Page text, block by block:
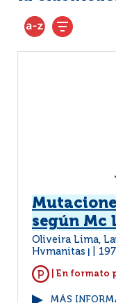
según Mc
Oliveira Lima,
Hvmanitas
| En formato
MÁS